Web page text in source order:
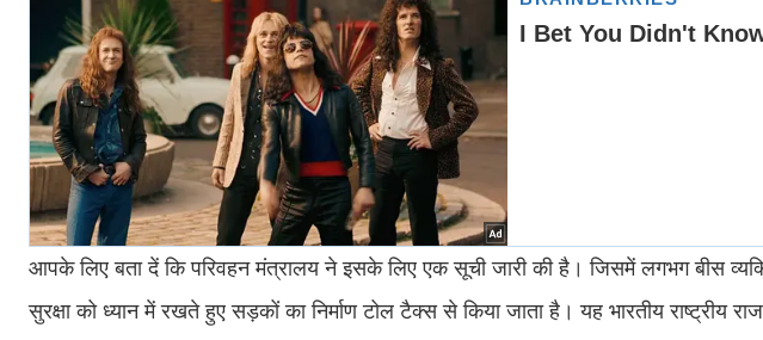
आपके लिए बता दें कि परिवहन मंत्रालय ने इसके लिए एक सूची जारी की है। जिसमें लगभग बीस
सुरक्षा को ध्यान में रखते हुए सड़कों का निर्माण टोल टैक्स से किया जाता है। यह भारतीय राष्ट्रीय